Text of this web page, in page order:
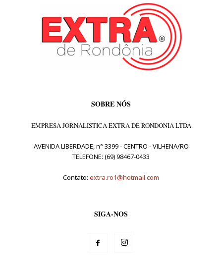
SOBRE NÓS
EMPRESA JORNALISTICA EXTRA DE RONDONIA LTDA
AVENIDA LIBERDADE, n° 3399 - CENTRO - VILHENA/RO
TELEFONE: (69) 98467-0433
Contato: extra.ro1@hotmail.com
SIGA-NOS